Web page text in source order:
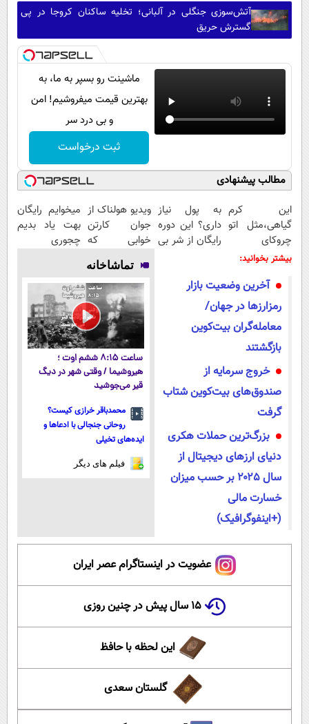
آتش‌سوزی جنگلی در آلبانی؛ تخلیه ساکنان کروجا در پی
گسترش حریق
ماشینت رو بسپر به ما، به
بهترین قیمت میفروشیم! امن
و بی درد سر
ثبت درخواست
مطالب پیشنهادی
این کرم
گیاهی،مثل اتو
چروکای
پوستتوصاف
به پول نیاز
داری؟ این دوره
رایگان از شر بی
ویدیو هولناک از
جوان کارتن
خوابی که
میلیاردر شد.
آموزش رایگان
میخوایم رایگان
بهت یاد بدیم
چجوری
مجانیه
بیشتر بخوانید:
آخرین وضعیت بازار
رمزارزها در جهان/
معامله‌گران بیت‌کوین
بازگشتند
خروج سرمایه از
صندوق‌های بیت‌کوین شتاب
گرفت
بزرگ‌ترین حملات هکری
دنیای ارزهای دیجیتال از
سال ۲۰۲۵ بر حسب میزان
خسارت مالی
(+اینفوگرافیک)
تماشاخانه
ساعت ۸:۱۵ ششم اوت ؛
هیروشیما / وقتی شهر در دیگ
قیر می‌جوشید
محمدباقر خرازی کیست؟
روحانی جنجالی با ادعاها و
ایده‌های تخیلی
فیلم های دیگر
عضویت در اینستاگرام عصر ایران
۱۵ سال پیش در چنین روزی
این لحظه با حافظ
گلستان سعدی